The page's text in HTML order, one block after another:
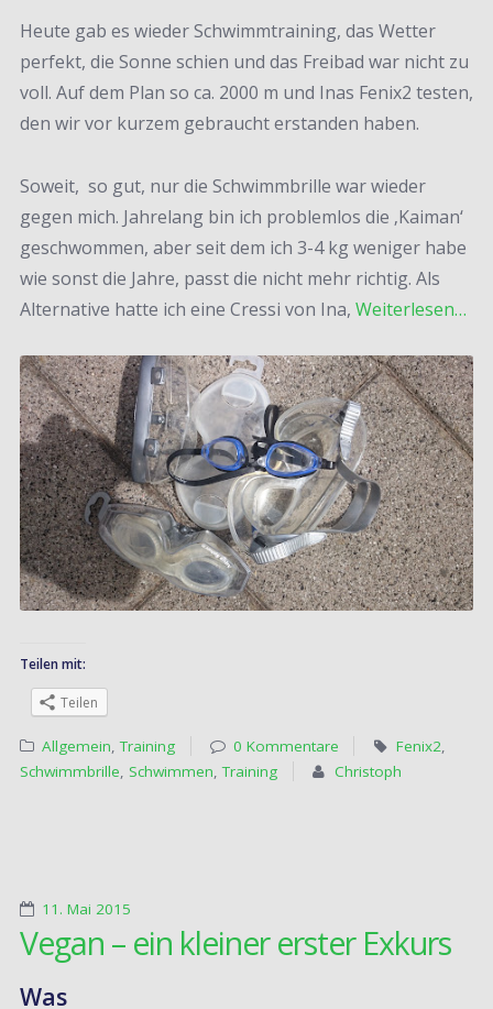
Heute gab es wieder Schwimmtraining, das Wetter
perfekt, die Sonne schien und das Freibad war nicht zu
voll. Auf dem Plan so ca. 2000 m und Inas Fenix2 testen,
den wir vor kurzem gebraucht erstanden haben.
Soweit, so gut, nur die Schwimmbrille war wieder
gegen mich. Jahrelang bin ich problemlos die ‚Kaiman‘
geschwommen, aber seit dem ich 3-4 kg weniger habe
wie sonst die Jahre, passt die nicht mehr richtig. Als
Alternative hatte ich eine Cressi von Ina, Weiterlesen…
Teilen mit:
Teilen
Allgemein,Training 0 Kommentare Fenix2,
Schwimmbrille, Schwimmen,Training Christoph
11. Mai 2015
Vegan – ein kleiner erster Exkurs
Was